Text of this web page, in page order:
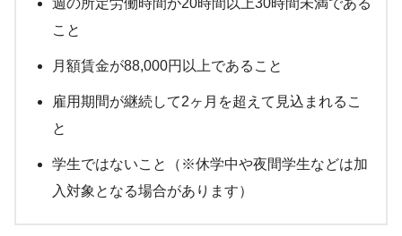
こと
月額賃金が88,000円以上であること
雇用期間が継続して2ヶ月を超えて見込まれるこ
と
学生ではないこと（※休学中や夜間学生などは加
入対象となる場合があります）